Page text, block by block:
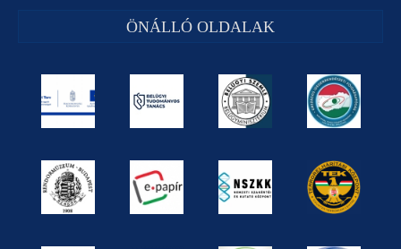
ÖNÁLLÓ OLDALAK